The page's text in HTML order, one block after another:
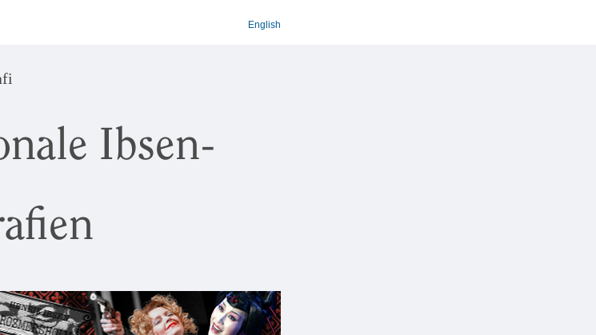
English
Ibsen-